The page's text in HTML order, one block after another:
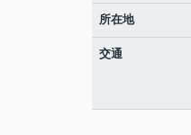
所在地
交通